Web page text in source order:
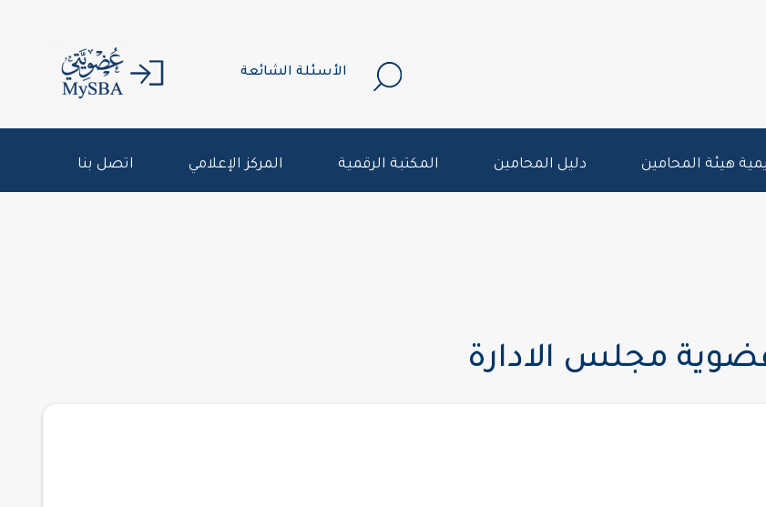
الأسئلة الشائعة
هيئة المحامين دليل المحامين المكتبة الرقمية المركز الإعلامي اتصل بنا
مجلس الادارة